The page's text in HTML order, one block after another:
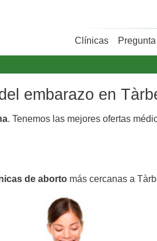
Clínicas
embarazo en
. Tenemos las mejores ofertas
de aborto más cercanas a